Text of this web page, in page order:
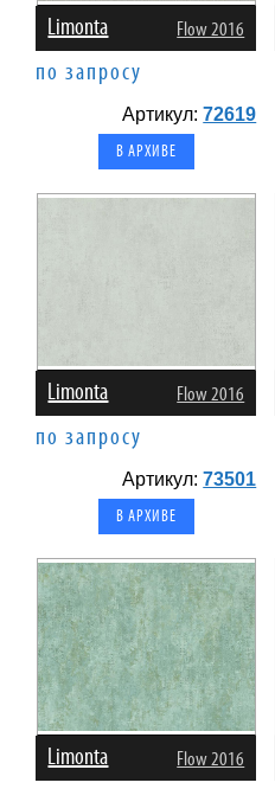
Limonta Flow 2016
по запросу
Артикул:72619
В АРХИВЕ
Limonta Flow 2016
по запросу
Артикул:73501
В АРХИВЕ
Limonta Flow 2016